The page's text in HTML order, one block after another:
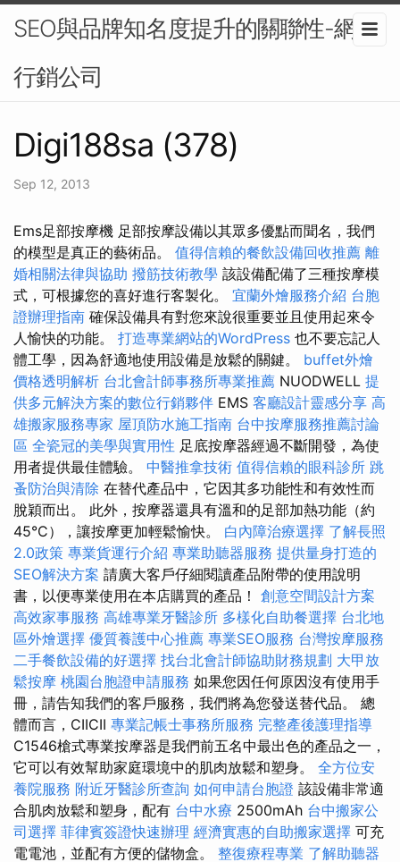
SEO與品牌知名度提升的關聯性-網路
行銷公司
Digi188sa (378)
Sep 12, 2013
Ems足部按摩機 足部按摩設備以其眾多優點而聞名，我們
的模型是真正的藝術品。 值得信賴的餐飲設備回收推薦 離
婚相關法律與協助 撥筋技術教學 該設備配備了三種按摩模
式，可根據您的喜好進行客製化。 宜蘭外燴服務介紹 台胞
證辦理指南 確保設備具有對您來說很重要並且使用起來令
人愉快的功能。 打造專業網站的WordPress 也不要忘記人
體工學，因為舒適地使用設備是放鬆的關鍵。 buffet外燴
價格透明解析 台北會計師事務所專業推薦 NUODWELL 提
供多元解決方案的數位行銷夥伴 EMS 客廳設計靈感分享 高
雄搬家服務專家 屋頂防水施工指南 台中按摩服務推薦討論
區 全瓷冠的美學與實用性 足底按摩器經過不斷開發，為使
用者提供最佳體驗。 中醫推拿技術 值得信賴的眼科診所 跳
蚤防治與清除 在替代產品中，它因其多功能性和有效性而
脫穎而出。 此外，按摩器還具有溫和的足部加熱功能（約
45°C），讓按摩更加輕鬆愉快。 白內障治療選擇 了解長照
2.0政策 專業貨運行介紹 專業助聽器服務 提供量身打造的
SEO解決方案 請廣大客戶仔細閱讀產品附帶的使用說明
書，以便專業使用在本店購買的產品！ 創意空間設計方案
高效家事服務 高雄專業牙醫診所 多樣化自助餐選擇 台北地
區外燴選擇 優質養護中心推薦 專業SEO服務 台灣按摩服務
二手餐飲設備的好選擇 找台北會計師協助財務規劃 大甲放
鬆按摩 桃園台胞證申請服務 如果您因任何原因沒有使用手
冊，請告知我們的客戶服務，我們將為您發送替代品。 總
體而言，CIICII 專業記帳士事務所服務 完整產後護理指導
C1546槍式專業按摩器是我們前五名中最出色的產品之一，
它可以有效幫助家庭環境中的肌肉放鬆和塑身。 全方位安
養院服務 附近牙醫診所查詢 如何申請台胞證 該設備非常適
合肌肉放鬆和塑身，配有 台中水療 2500mAh 台中搬家公
司選擇 菲律賓簽證快速辦理 經濟實惠的自助搬家選擇 可充
電電池，並配有方便的儲物盒。 整復療程專業 了解助聽器